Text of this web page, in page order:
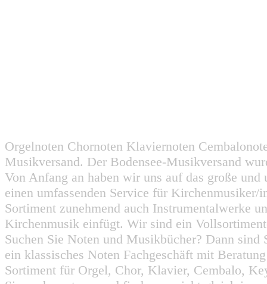
Orgelnoten Chornoten Klaviernoten
Musikversand. Der Bodensee-Musikversand
Von Anfang an haben wir uns auf das große
einen umfassenden Service für
Sortiment zunehmend auch Instrumentalwerke
Kirchenmusik einfügt. Wir sind ein
Suchen Sie Noten und Musikbücher? Dann
ein klassisches Noten Fachgeschäft mit
Sortiment für Orgel, Chor, Klavier, Cembalo,